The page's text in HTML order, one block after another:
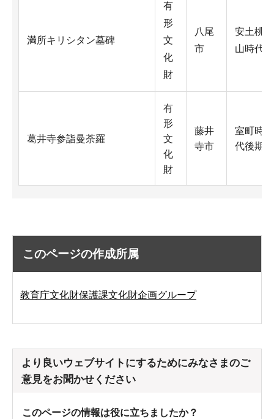
満所キリシタン墓碑
有
形
文
化
財
八尾
市
安土桃
山時代
葛井寺参詣曼荼羅
有
形
文
化
財
藤井
寺市
室町時
代後期
このページの作成所属
教育庁文化財保護課文化財企画グループ
より良いウェブサイトにするためにみなさまのご
意見をお聞かせください
このページの情報は役に立ちましたか？